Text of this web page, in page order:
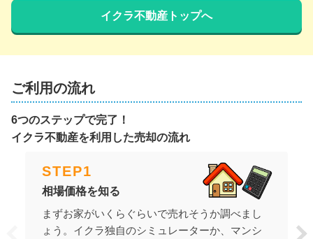
イクラ不動産トップへ
ご利用の流れ
6つのステップで完了！
イクラ不動産を利用した売却の流れ
STEP1
相場価格を知る
まずお家がいくらぐらいで売れそうか調べまし
ょう。イクラ独自のシミュレーターか、マンシ